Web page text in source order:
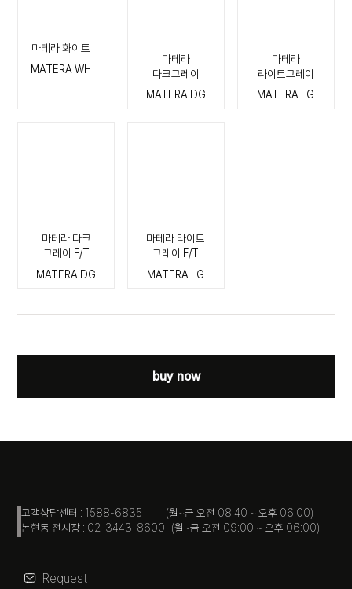
마테라 화이트
MATERA WH
마테라
다크그레이
MATERA DG
마테라
라이트그레이
MATERA LG
마테라 다크
그레이 F/T
MATERA DG
마테라 라이트
그레이 F/T
MATERA LG
buy now
고객상담센터 : 1588-6835 (월~금 오전 08:40 ~ 오후 06:00)
논현동 전시장 : 02-3443-8600 (월~금 오전 09:00 ~ 오후 06:00)
Request